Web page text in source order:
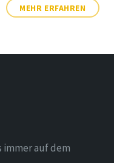
MEHR ERFAHREN
immer auf dem